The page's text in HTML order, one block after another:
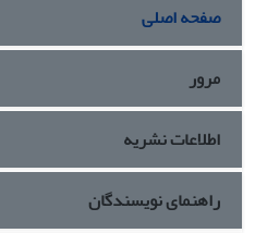
صفحه اصلی
مرور
اطلاعات نشریه
راهنمای نویسندگان